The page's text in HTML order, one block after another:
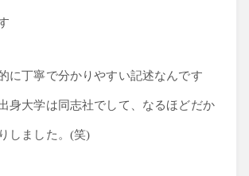
に丁寧で分かりやすい記述なんです
身大学は同志社でして、なるほどだか
しました。(笑)